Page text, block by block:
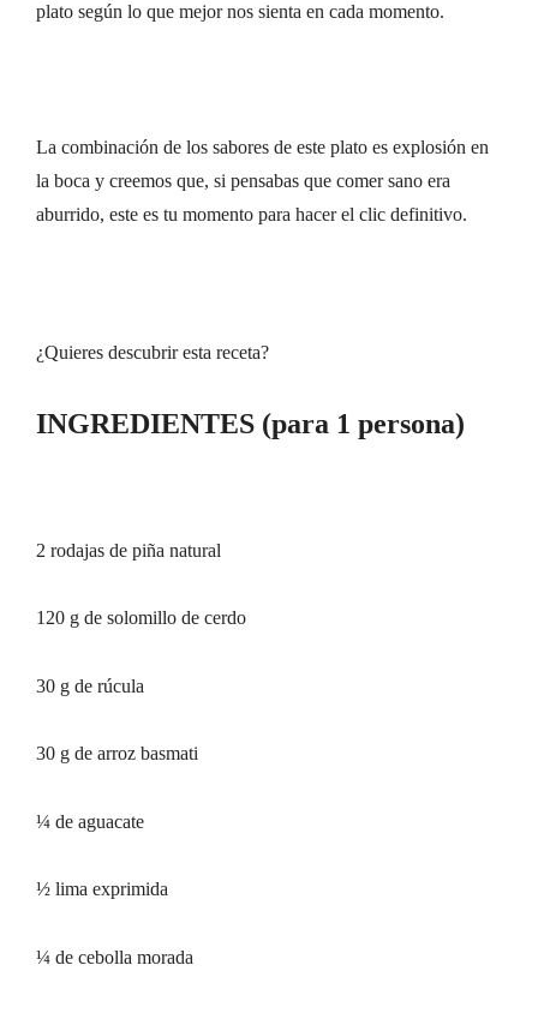
plato según lo que mejor nos sienta en cada momento.
La combinación de los sabores de este plato es explosión en
la boca y creemos que, si pensabas que comer sano era
aburrido, este es tu momento para hacer el clic definitivo.
¿Quieres descubrir esta receta?
INGREDIENTES (para 1 persona)
2 rodajas de piña natural
120 g de solomillo de cerdo
30 g de rúcula
30 g de arroz basmati
¼ de aguacate
½ lima exprimida
¼ de cebolla morada